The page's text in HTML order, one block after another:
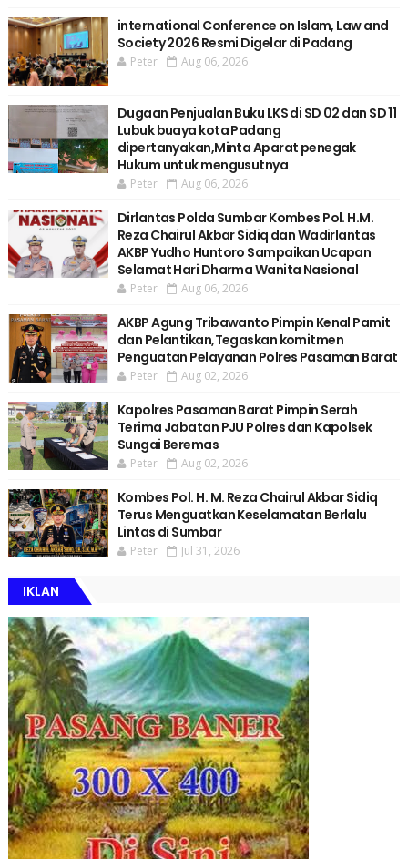
international Conference on Islam, Law and
Society 2026 Resmi Digelar di Padang
Peter Aug 06, 2026
Dugaan Penjualan Buku LKS di SD 02 dan SD 11
Lubuk buaya kota Padang
dipertanyakan,Minta Aparat penegak
Hukum untuk mengusutnya
Peter Aug 06, 2026
Dirlantas Polda Sumbar Kombes Pol. H.M.
Reza Chairul Akbar Sidiq dan Wadirlantas
AKBP Yudho Huntoro Sampaikan Ucapan
Selamat Hari Dharma Wanita Nasional
Peter Aug 06, 2026
AKBP Agung Tribawanto Pimpin Kenal Pamit
dan Pelantikan,Tegaskan komitmen
Penguatan Pelayanan Polres Pasaman Barat
Peter Aug 02, 2026
Kapolres Pasaman Barat Pimpin Serah
Terima Jabatan PJU Polres dan Kapolsek
Sungai Beremas
Peter Aug 02, 2026
Kombes Pol. H. M. Reza Chairul Akbar Sidiq
Terus Menguatkan Keselamatan Berlalu
Lintas di Sumbar
Peter Jul 31, 2026
IKLAN